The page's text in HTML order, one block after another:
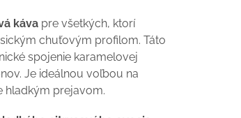
káva pre všetkých, ktorí
chuťovým profilom. Táto
spojenie karamelovej
Je ideálnou voľbou na
hladkým prejavom.